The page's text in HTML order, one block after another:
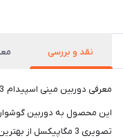
نقد و بررسی
معرفی دوربین مینی اسپیدام 3 مگاپیکسل :
این محصول به دوربین
تصویری 3 مگاپیکسل از بهترین دوربیبن های نسل وایرلس میباشد.